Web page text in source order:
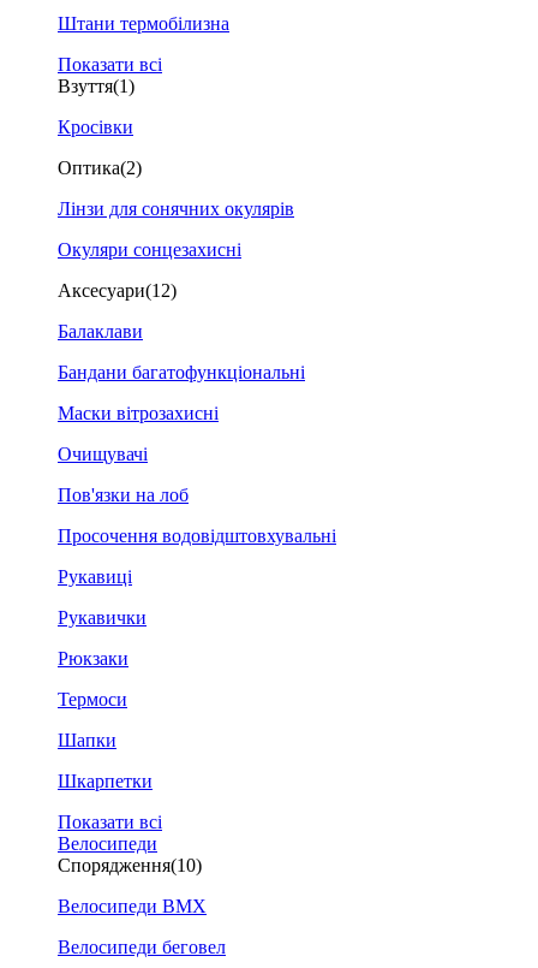
Штани термобілизна
Показати всі
Взуття(1)
Кросівки
Оптика(2)
Лінзи для сонячних окулярів
Окуляри сонцезахисні
Аксесуари(12)
Балаклави
Бандани багатофункціональні
Маски вітрозахисні
Очищувачі
Пов'язки на лоб
Просочення водовідштовхувальні
Рукавиці
Рукавички
Рюкзаки
Термоси
Шапки
Шкарпетки
Показати всі
Велосипеди
Спорядження(10)
Велосипеди BMX
Велосипеди беговел